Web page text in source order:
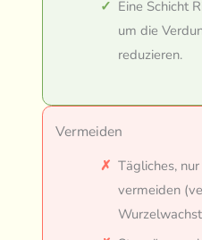
Eine Schicht
um die
reduzieren.
Vermeiden
Tägliches,
vermeiden